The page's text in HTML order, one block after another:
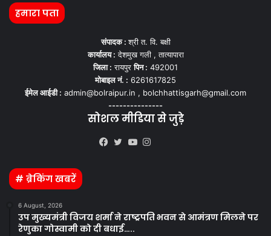
हमारा पता
संपादक :श्री त. वि. बक्षी
कार्यालय : देशमुख गली , तात्यापारा
जिला : रायपुरपिन : 492001
मोबाइल नं. : 6261617825
ईमेल आईडी : admin@bolraipur.in , bolchhattisgarh@gmail.com
---------------
सोशल मीडिया से जुड़े
# ब्रेकिंग खबरें
6 August, 2026
उप मुख्यमंत्री विजय शर्मा ने राष्ट्रपति भवन से आमंत्रण मिलने पर
रेणुका गोस्वामी को दी बधाई…..